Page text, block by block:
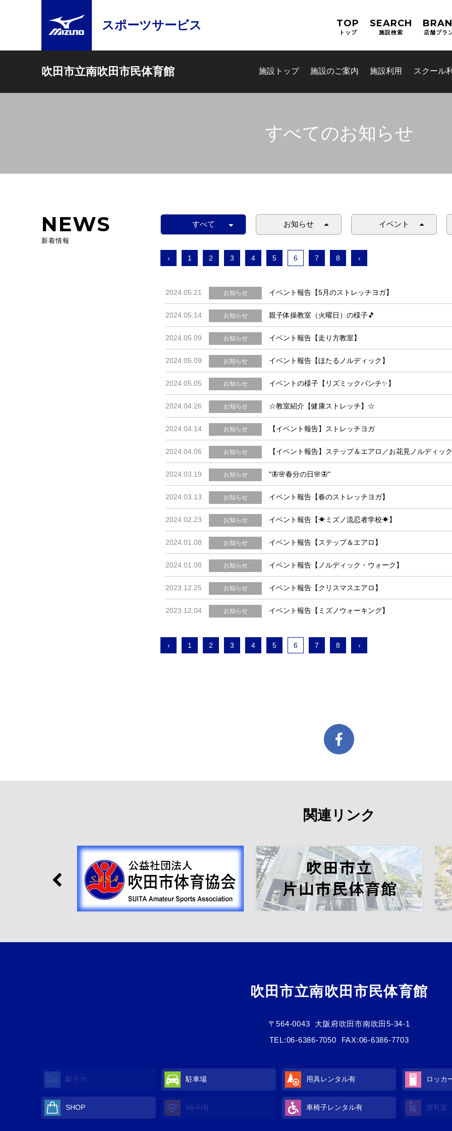
スポーツサービス TOP
トップ
SEARCH
施設検索 店舗ブラ
吹田市立南吹田市民体育館 施設トップ 施設のご案内 施設利用 スクール
吹田市スポーツ施設予約シス
すべてのお知らせ
NEWS
新着情報
すべて お知らせ イベント
‹ 1 2 3 4 5 6 7 8 ›
2024.05.21 お知らせ イベント報告【5月のストレッチヨガ】
2024.05.14 お知らせ 親子体操教室（火曜日）の様子🎵
2024.05.09 お知らせ イベント報告【走り方教室】
2024.05.09 お知らせ イベント報告【ほたるノルディック】
2024.05.05 お知らせ イベントの様子【リズミックパンチ✨】
2024.04.26 お知らせ ☆教室紹介【健康ストレッチ】☆
2024.04.14 お知らせ 【イベント報告】ストレッチヨガ
2024.04.06 お知らせ 【イベント報告】ステップ＆エアロ／お花見ノルディック
2024.03.19 お知らせ "🦋🌸春分の日🌸🦋"
2024.03.13 お知らせ イベント報告【春のストレッチヨガ】
2024.02.23 お知らせ イベント報告【☀ミズノ流忍者学校☀】
2024.01.08 お知らせ イベント報告【ステップ＆エアロ】
2024.01.08 お知らせ イベント報告【ノルディック・ウォーク】
2023.12.25 お知らせ イベント報告【クリスマスエアロ】
2023.12.04 お知らせ イベント報告【ミズノウォーキング】
‹ 1 2 3 4 5 6 7 8 ›
関連リンク
吹田市立南吹田市民体育館
〒564-0043
大阪府吹田市南吹田5-34-1
TEL:06-6386-7050 FAX:06-6386-7703
駅チカ 駐車場 用具レンタル有 ロッカ
SHOP Wi-Fi有 車椅子レンタル有 授乳室